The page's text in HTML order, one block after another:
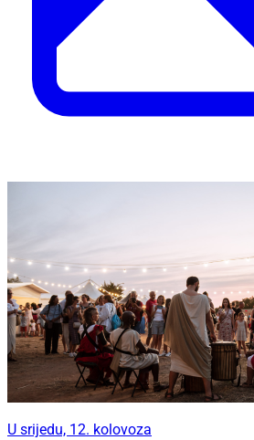
U srijedu, 12. kolovoza